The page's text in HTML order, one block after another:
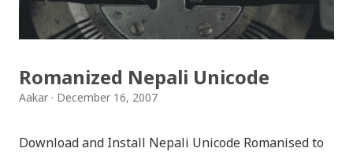
surya (रचनाकार: गोपाल प्रसाद रिमाल, गायक: फत्तेमान, संगीत:
अम्बर गुरुङ) Download: सयथरि बाजा एउटै ताल / saya thari
मरेपनि मेरो देश बाँचिराखोस / ma marepan...
Romanized Nepali Unicode
Aakar December 16, 2007
Download and Install Nepali Unicode Romanised to